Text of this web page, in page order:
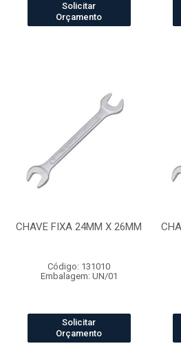
Solicitar
Orçamento
CHAVE FIXA 24MM X 26MM
Código: 131010
Embalagem: UN/01
Solicitar
Orçamento